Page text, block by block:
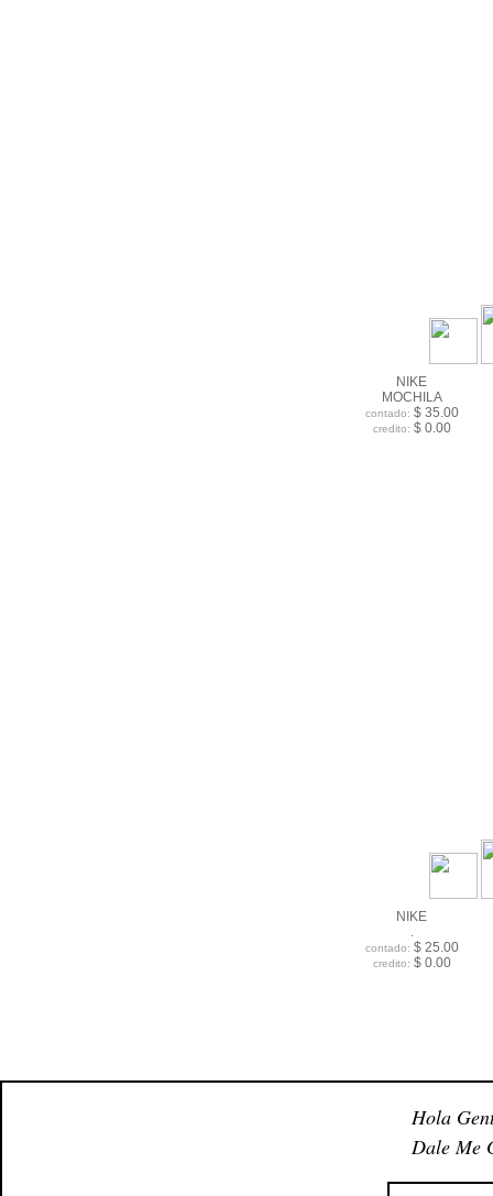
NIKE
MOCHILA
contado: $ 35.00
credito: $ 0.00
NIKE
.
contado: $ 25.00
credito: $ 0.00
Hola
Dale Me